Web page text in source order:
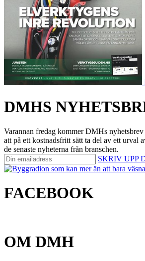
DMHS
Varannan fredag kommer DMHs
att på ett kostnadsfritt sätt ta del av ett urval
de senaste nyheterna från branschen.
SKRIV UPP
FACEBOOK
OM DMH